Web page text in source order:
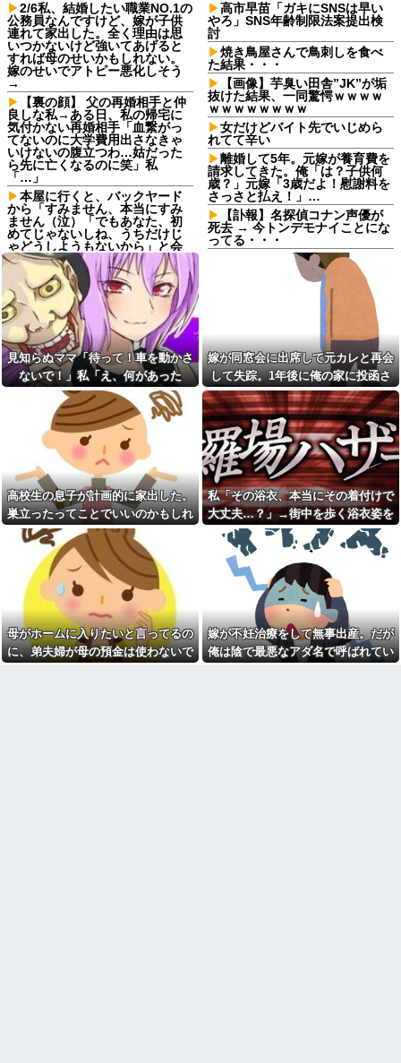
2/6私、結婚したい職業NO.1の
公務員なんですけど、嫁が子供
連れて家出した。全く理由は思
いつかないけど強いてあげると
すれば母のせいかもしれない。
嫁のせいでアトピー悪化しそう
→
【裏の顔】 父の再婚相手と仲
良しな私→ある日、私の帰宅に
気付かない再婚相手「血繋がっ
てないのに大学費用出さなきゃ
いけないの腹立つわ…姑だった
ら先に亡くなるのに笑」私
「…」
本屋に行くと、バックヤード
から「すみません、本当にすみ
ません（泣）「でもあなた、初
めてじゃないしね、うちだけじ
ゃどうしようもないから」と会
話が聞こえてきた→する
と・・・
生活保護の相談に行ったら、
愛猫を手放さないと無理と言わ
れた。子どものような存在だか
ら手放すのは絶対に考えられな
い・・・
妹と差をつけて育てられた。
妹「家も土地も、財産はすべて
私が継ぐ。相続は放棄して」母
「うんうん」私「わかった」 →
数年後、復讐のチャンスがや...
彼女と結婚の話をしていた時
に言われたことが衝撃だった
祖父が亡くなって遺品整理し
てたら大量の手紙が出てきた。
全部同じ女性で祖父と恋愛関係
だったっぽい
見知らぬママ「待って！車を
動かさないで！」私「え、何が
あったの！？」→慌てて降りる
と園長先生が激怒していて…
私「この絵馬、切ないお願い
が書いてある…」友人「読んで
みて」→有名神社で見つけた願
い事の内容に、思わず神様も困
るだろうと思ってしまい…
義妹夫のお兄さんが草加の集
まりにいてビックリ。義両親は
新興宗教大嫌いな人たちなのに...
高市早苗「ガキにSNSは早い
やろ」SNS年齢制限法案提出検
討
焼き鳥屋さんで鳥刺しを食べ
た結果・・・
【画像】芋臭い田舎”JK”が垢
抜けた結果、一同驚愕ｗｗｗｗ
ｗｗｗｗｗｗｗｗ
女だけどバイト先でいじめら
れてて辛い
離婚して5年。元嫁が養育費を
請求してきた。俺「は？子供何
歳？」元嫁「3歳だよ！慰謝料を
さっさと払え！」…
【訃報】名探偵コナン声優が
死去 → 今トンデモナイことにな
ってる・・・
職場で電話を取った新入社員
の女子がヒワイなことを言われ
てショックを受けたことがあっ
20年くらい前だけど当時お付
き合いがあった仲間が神社に赤
いものを身につけちゃいけない
と言ってた
父の再婚相手が職権乱用して
私達の個人情報を調べ、訪問や
電話をしてくる
母「お姉ちゃんは偉いのに、
あんたはねぇ…」私「また比べ
るの？」→積もり積もった不満
がついに爆発して…
日本韓国台湾「少子化です」
←わかる 中国北朝鮮「少子化
です」←強権国家でも止められ
ないのかよ
ラーメンハゲ「最近のインス
タントは店に出せるレベル」ラ
ーメン大好きJK「店とインスタ
ントの良さは別のベクトル」他
担当美容師と近所の道端でば
ったり。美容師「早く前みたい
に美容室に来てくださいよ～」
私「もう少し落ち着いたらお願
いします」
カメムシは同種のカメムシが
発した臭いでショック死する事
見知らぬママ「待って！車を動かさ
ないで！」私「え、何があった
の！？」→慌てて降りると園長先生
が激怒していて…
嫁が同窓会に出席して元カレと再会
して失踪。1年後に俺の家に投函さ
れたものがこれ...
高校生の息子が計画的に家出した。
巣立ったってことでいいのかもしれ
ないけど、なんか割り切れず...
私「その浴衣、本当にその着付けで
大丈夫…？」→街中を歩く浴衣姿を
見て、違和感ばかりが気になってし
まい…
母がホームに入りたいと言ってるの
に、弟夫婦が母の預金は使わないで
嫁が不妊治療をして無事出産。だが
俺は陰で最悪なアダ名で呼ばれてい